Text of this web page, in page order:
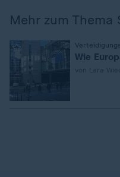
Mehr zum
:
Wie